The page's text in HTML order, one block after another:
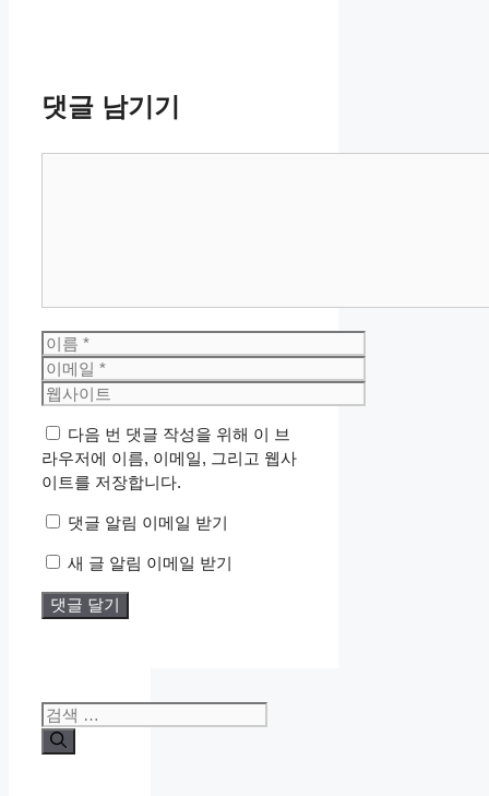
댓글 남기기
이
름
이
메
웹
이
트
다음 번 댓글 작성을 위해 이 브
라우저에 이름, 이메일, 그리고 웹사
이트를 저장합니다.
댓글 알림 이메일 받기
새 글 알림 이메일 받기
검
색: